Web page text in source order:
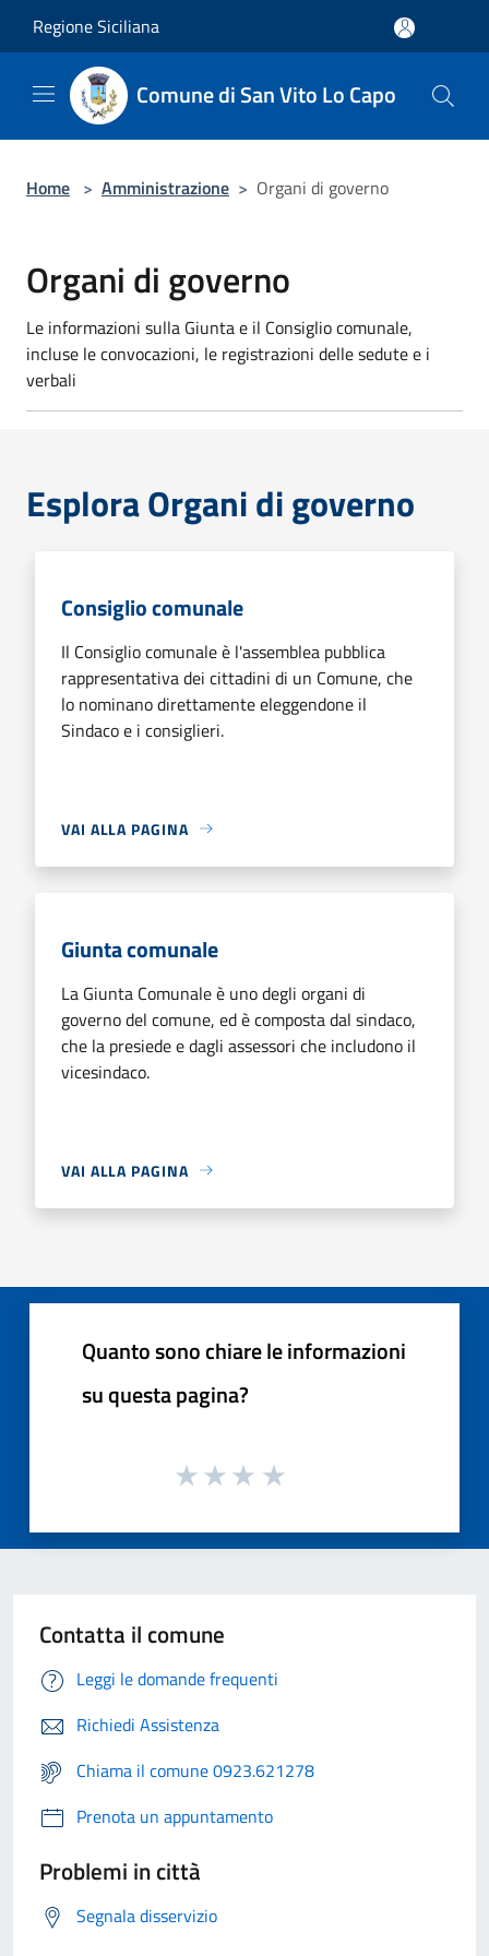
Regione Siciliana
Comune di San Vito Lo Capo
Home > Amministrazione > Organi di governo
Organi di governo
Le informazioni sulla Giunta e il Consiglio comunale,
incluse le convocazioni, le registrazioni delle sedute e i
verbali
Esplora Organi di governo
Consiglio comunale
Il Consiglio comunale è l'assemblea pubblica
rappresentativa dei cittadini di un Comune, che
lo nominano direttamente eleggendone il
Sindaco e i consiglieri.
VAI ALLA PAGINA
Giunta comunale
La Giunta Comunale è uno degli organi di
governo del comune, ed è composta dal sindaco,
che la presiede e dagli assessori che includono il
vicesindaco.
VAI ALLA PAGINA
Quanto sono chiare le informazioni
su questa pagina?
Contatta il comune
Leggi le domande frequenti
Richiedi Assistenza
Chiama il comune 0923.621278
Prenota un appuntamento
Problemi in città
Segnala disservizio